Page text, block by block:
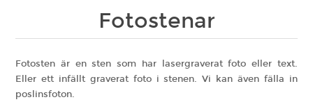
Fotostenar
Fotosten är en sten som har lasergraverat foto eller text.
Eller ett infällt graverat foto i stenen. Vi kan även fälla in
poslinsfoton.